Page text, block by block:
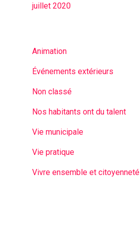
juillet 2020
Animation
Événements extérieurs
Non classé
Nos habitants ont du talent
Vie municipale
Vie pratique
Vivre ensemble et citoyenneté